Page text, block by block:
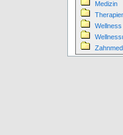
Medizin
Wellness